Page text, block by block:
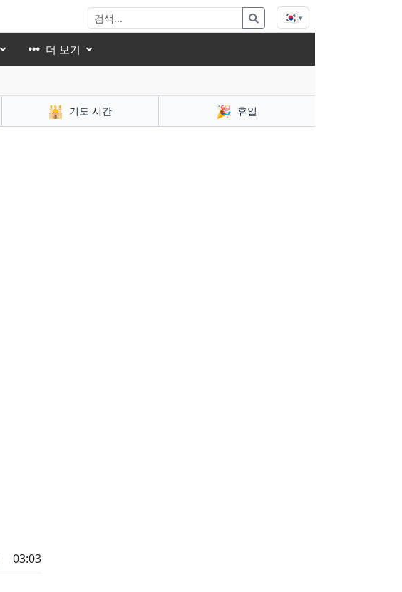
🇰🇷▾
더 보기
🕌 기도 시간 🎉 휴일
03:03